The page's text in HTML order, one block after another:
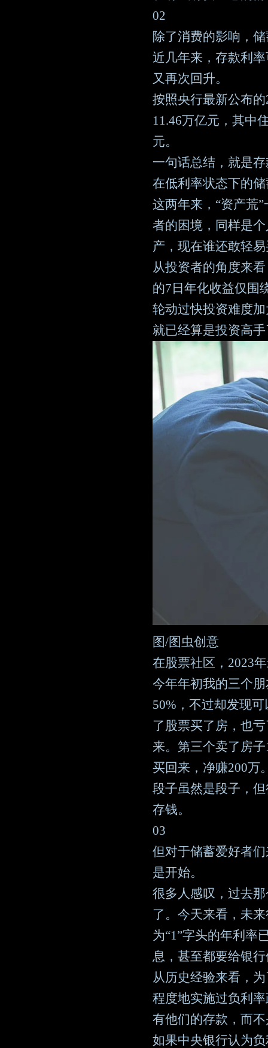
02
除了消费的影响，
近几年来，存款利
又再次回升。
按照央行最新公布
11.46万亿元，其中
元。
一句话总结，就是
在低利率状态下的
这两年来，“资产荒
者的困境，同样是
产，现在谁还敢轻
从投资者的角度来
的7日年化收益仅围
轮动过快投资难度
就已经算是投资高
图/图虫创意
在股票社区，2023
今年年初我的三个
50%，不过却发现
了股票买了房，也
来。第三个卖了房
买回来，净赚200万
段子虽然是段子，
存钱。
03
但对于储蓄爱好者
是开始。
很多人感叹，过去
了。今天来看，未
为“1”字头的年利率
息，甚至都要给银
从历史经验来看，
程度地实施过负利
有他们的存款，而
如果中央银行认为